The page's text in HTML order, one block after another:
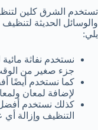
تستخدم الشرق كلين
والوسائل الحديثة
يلي:
نستخدم نفاثة
جزء صغير من
كما نستخدم أيضًا
لإضافة لمعان
كذلك نستخدم
التنظيف وإزالة